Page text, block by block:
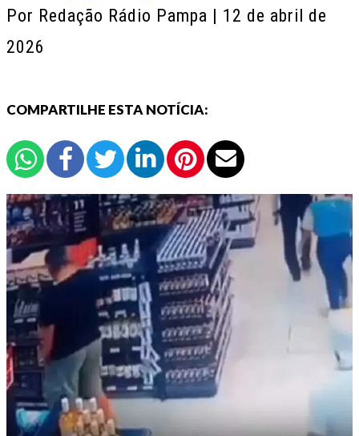
Por Redação Rádio Pampa | 12 de abril de
2026
COMPARTILHE ESTA NOTÍCIA: